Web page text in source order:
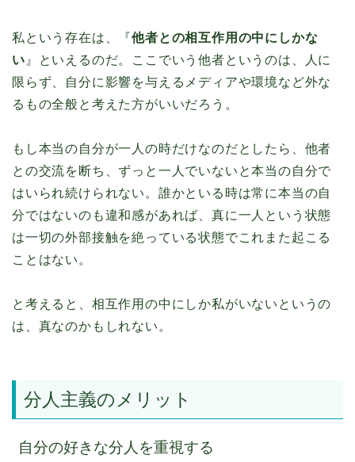
私という存在は、『他者との相互作用の中にしかな
い 』といえるのだ。ここでいう他者というのは、人に
限らず、自分に影響を与えるメディアや環境など外な
るもの全般と考えた方がいいだろう。
もし本当の自分が一人の時だけなのだとしたら、他者
との交流を断ち、ずっと一人でいないと本当の自分で
はいられ続けられない。誰かといる時は常に本当の自
分ではないのも違和感があれば、真に一人という状態
は一切の外部接触を絶っている状態でこれまた起こる
ことはない。
と考えると、相互作用の中にしか私がいないというの
は、真なのかもしれない。
分人主義のメリット
自分の好きな分人を重視する